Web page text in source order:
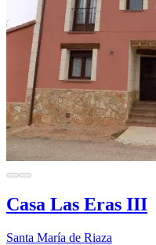
Casa Las Eras III
Santa María de Riaza